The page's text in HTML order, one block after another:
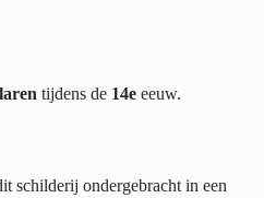
tijdens de 14e eeuw.
schilderij ondergebracht in een